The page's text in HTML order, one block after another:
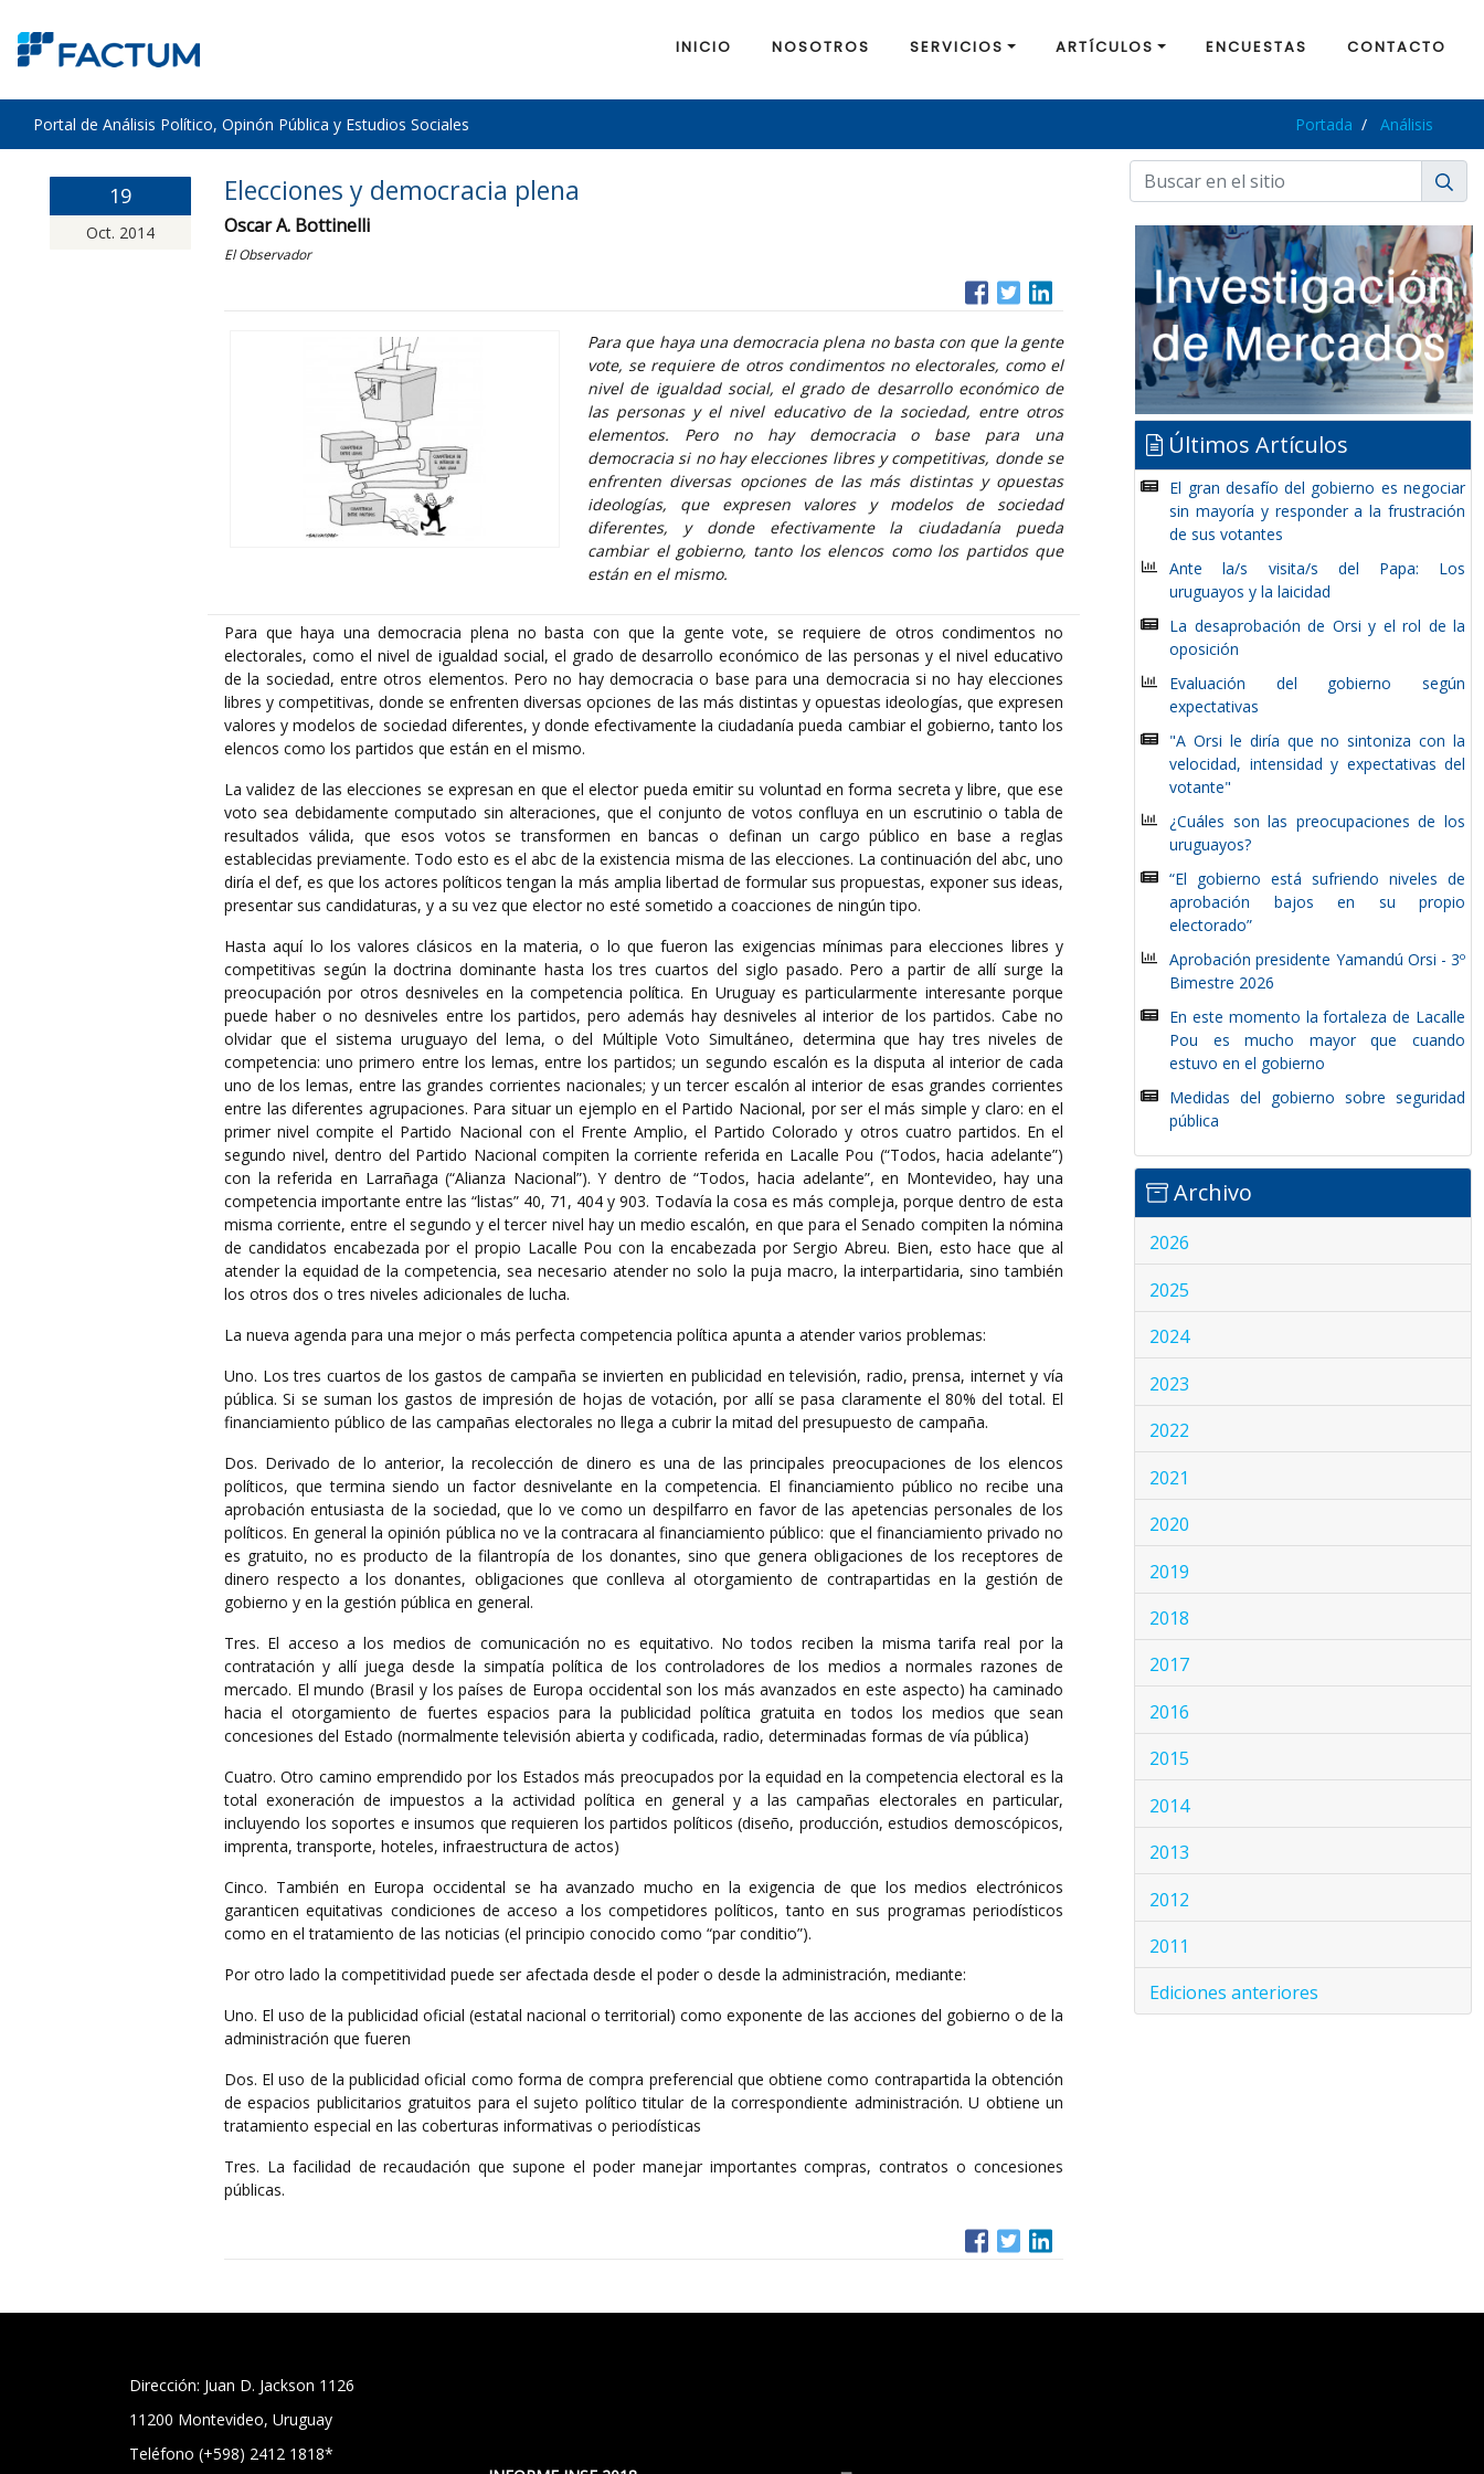
INICIO NOSOTROS SERVICIOS ARTÍCULOS ENCUESTAS CONTACTO
Portal de Análisis Político, Opinón Pública y Estudios Sociales Portada Análisis
19
Oct. 2014
Elecciones y democracia plena
Oscar A. Bottinelli
El Observador
Para que haya una democracia plena no basta con que la gente
vote, se requiere de otros condimentos no electorales, como el
nivel de igualdad social, el grado de desarrollo económico de
las personas y el nivel educativo de la sociedad, entre otros
elementos. Pero no hay democracia o base para una
democracia si no hay elecciones libres y competitivas, donde se
enfrenten diversas opciones de las más distintas y opuestas
ideologías, que expresen valores y modelos de sociedad
diferentes, y donde efectivamente la ciudadanía pueda
cambiar el gobierno, tanto los elencos como los partidos que
están en el mismo.
Para que haya una democracia plena no basta con que la gente vote, se requiere de otros condimentos no
electorales, como el nivel de igualdad social, el grado de desarrollo económico de las personas y el nivel educativo
de la sociedad, entre otros elementos. Pero no hay democracia o base para una democracia si no hay elecciones
libres y competitivas, donde se enfrenten diversas opciones de las más distintas y opuestas ideologías, que expresen
valores y modelos de sociedad diferentes, y donde efectivamente la ciudadanía pueda cambiar el gobierno, tanto los
elencos como los partidos que están en el mismo.
La validez de las elecciones se expresan en que el elector pueda emitir su voluntad en forma secreta y libre, que ese
voto sea debidamente computado sin alteraciones, que el conjunto de votos confluya en un escrutinio o tabla de
resultados válida, que esos votos se transformen en bancas o definan un cargo público en base a reglas
establecidas previamente. Todo esto es el abc de la existencia misma de las elecciones. La continuación del abc, uno
diría el def, es que los actores políticos tengan la más amplia libertad de formular sus propuestas, exponer sus ideas,
presentar sus candidaturas, y a su vez que elector no esté sometido a coacciones de ningún tipo.
Hasta aquí lo los valores clásicos en la materia, o lo que fueron las exigencias mínimas para elecciones libres y
competitivas según la doctrina dominante hasta los tres cuartos del siglo pasado. Pero a partir de allí surge la
preocupación por otros desniveles en la competencia política. En Uruguay es particularmente interesante porque
puede haber o no desniveles entre los partidos, pero además hay desniveles al interior de los partidos. Cabe no
olvidar que el sistema uruguayo del lema, o del Múltiple Voto Simultáneo, determina que hay tres niveles de
competencia: uno primero entre los lemas, entre los partidos; un segundo escalón es la disputa al interior de cada
uno de los lemas, entre las grandes corrientes nacionales; y un tercer escalón al interior de esas grandes corrientes
entre las diferentes agrupaciones. Para situar un ejemplo en el Partido Nacional, por ser el más simple y claro: en el
primer nivel compite el Partido Nacional con el Frente Amplio, el Partido Colorado y otros cuatro partidos. En el
segundo nivel, dentro del Partido Nacional compiten la corriente referida en Lacalle Pou (“Todos, hacia adelante”)
con la referida en Larrañaga (“Alianza Nacional”). Y dentro de “Todos, hacia adelante”, en Montevideo, hay una
competencia importante entre las “listas” 40, 71, 404 y 903. Todavía la cosa es más compleja, porque dentro de esta
misma corriente, entre el segundo y el tercer nivel hay un medio escalón, en que para el Senado compiten la nómina
de candidatos encabezada por el propio Lacalle Pou con la encabezada por Sergio Abreu. Bien, esto hace que al
atender la equidad de la competencia, sea necesario atender no solo la puja macro, la interpartidaria, sino también
los otros dos o tres niveles adicionales de lucha.
La nueva agenda para una mejor o más perfecta competencia política apunta a atender varios problemas:
Uno. Los tres cuartos de los gastos de campaña se invierten en publicidad en televisión, radio, prensa, internet y vía
pública. Si se suman los gastos de impresión de hojas de votación, por allí se pasa claramente el 80% del total. El
financiamiento público de las campañas electorales no llega a cubrir la mitad del presupuesto de campaña.
Dos. Derivado de lo anterior, la recolección de dinero es una de las principales preocupaciones de los elencos
políticos, que termina siendo un factor desnivelante en la competencia. El financiamiento público no recibe una
aprobación entusiasta de la sociedad, que lo ve como un despilfarro en favor de las apetencias personales de los
políticos. En general la opinión pública no ve la contracara al financiamiento público: que el financiamiento privado no
es gratuito, no es producto de la filantropía de los donantes, sino que genera obligaciones de los receptores de
dinero respecto a los donantes, obligaciones que conlleva al otorgamiento de contrapartidas en la gestión de
gobierno y en la gestión pública en general.
Tres. El acceso a los medios de comunicación no es equitativo. No todos reciben la misma tarifa real por la
contratación y allí juega desde la simpatía política de los controladores de los medios a normales razones de
mercado. El mundo (Brasil y los países de Europa occidental son los más avanzados en este aspecto) ha caminado
hacia el otorgamiento de fuertes espacios para la publicidad política gratuita en todos los medios que sean
concesiones del Estado (normalmente televisión abierta y codificada, radio, determinadas formas de vía pública)
Cuatro. Otro camino emprendido por los Estados más preocupados por la equidad en la competencia electoral es la
total exoneración de impuestos a la actividad política en general y a las campañas electorales en particular,
incluyendo los soportes e insumos que requieren los partidos políticos (diseño, producción, estudios demoscópicos,
imprenta, transporte, hoteles, infraestructura de actos)
Cinco. También en Europa occidental se ha avanzado mucho en la exigencia de que los medios electrónicos
garanticen equitativas condiciones de acceso a los competidores políticos, tanto en sus programas periodísticos
como en el tratamiento de las noticias (el principio conocido como “par conditio”).
Por otro lado la competitividad puede ser afectada desde el poder o desde la administración, mediante:
Uno. El uso de la publicidad oficial (estatal nacional o territorial) como exponente de las acciones del gobierno o de la
administración que fueren
Dos. El uso de la publicidad oficial como forma de compra preferencial que obtiene como contrapartida la obtención
de espacios publicitarios gratuitos para el sujeto político titular de la correspondiente administración. U obtiene un
tratamiento especial en las coberturas informativas o periodísticas
Tres. La facilidad de recaudación que supone el poder manejar importantes compras, contratos o concesiones
públicas.
Últimos Artículos
El gran desafío del gobierno es negociar
sin mayoría y responder a la frustración
de sus votantes
Ante la/s visita/s del Papa: Los
uruguayos y la laicidad
La desaprobación de Orsi y el rol de la
oposición
Evaluación del gobierno según
expectativas
"A Orsi le diría que no sintoniza con la
velocidad, intensidad y expectativas del
votante"
¿Cuáles son las preocupaciones de los
uruguayos?
“El gobierno está sufriendo niveles de
aprobación bajos en su propio
electorado”
Aprobación presidente Yamandú Orsi - 3º
Bimestre 2026
En este momento la fortaleza de Lacalle
Pou es mucho mayor que cuando
estuvo en el gobierno
Medidas del gobierno sobre seguridad
pública
Archivo
2026
2025
2024
2023
2022
2021
2020
2019
2018
2017
2016
2015
2014
2013
2012
2011
Ediciones anteriores
Dirección: Juan D. Jackson 1126
11200 Montevideo, Uruguay
Teléfono (+598) 2412 1818*